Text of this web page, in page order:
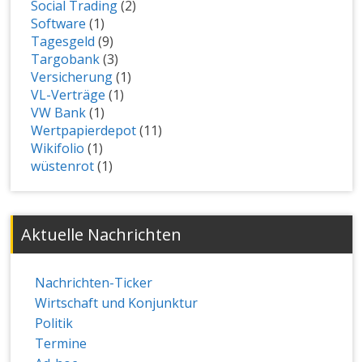
Social Trading(2)
Software (1)
Tagesgeld (9)
Targobank(3)
Versicherung(1)
VL-Verträge (1)
VW Bank(1)
Wertpapierdepot(11)
Wikifolio (1)
wüstenrot(1)
Aktuelle Nachrichten
Nachrichten-Ticker
Wirtschaft und Konjunktur
Politik
Termine